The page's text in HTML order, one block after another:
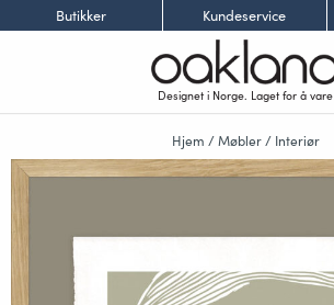
Butikker Kundeservice
Designet i Norge. Laget for å vare
Hjem /Møbler/ Interiør